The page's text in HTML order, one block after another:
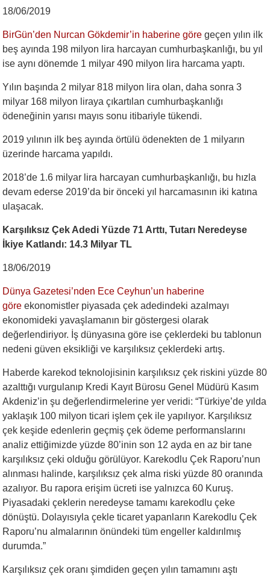
18/06/2019
BirGün’den Nurcan Gökdemir’in haberine göre geçen yılın ilk
beş ayında 198 milyon lira harcayan cumhurbaşkanlığı, bu yıl
ise aynı dönemde 1 milyar 490 milyon lira harcama yaptı.
Yılın başında 2 milyar 818 milyon lira olan, daha sonra 3
milyar 168 milyon liraya çıkartılan cumhurbaşkanlığı
ödeneğinin yarısı mayıs sonu itibariyle tükendi.
2019 yılının ilk beş ayında örtülü ödenekten de 1 milyarın
üzerinde harcama yapıldı.
2018’de 1.6 milyar lira harcayan cumhurbaşkanlığı, bu hızla
devam ederse 2019’da bir önceki yıl harcamasının iki katına
ulaşacak.
Karşılıksız Çek Adedi Yüzde 71 Arttı, Tutarı Neredeyse
İkiye Katlandı: 14.3 Milyar TL
18/06/2019
Dünya Gazetesi’nden Ece Ceyhun’un haberine
göre ekonomistler piyasada çek adedindeki azalmayı
ekonomideki yavaşlamanın bir göstergesi olarak
değerlendiriyor. İş dünyasına göre ise çeklerdeki bu tablonun
nedeni güven eksikliği ve karşılıksız çeklerdeki artış.
Haberde karekod teknolojisinin karşılıksız çek riskini yüzde 80
azalttığı vurgulanıp Kredi Kayıt Bürosu Genel Müdürü Kasım
Akdeniz’in şu değerlendirmelerine yer veridi: “Türkiye’de yılda
yaklaşık 100 milyon ticari işlem çek ile yapılıyor. Karşılıksız
çek keşide edenlerin geçmiş çek ödeme performanslarını
analiz ettiğimizde yüzde 80’inin son 12 ayda en az bir tane
karşılıksız çeki olduğu görülüyor. Karekodlu Çek Raporu’nun
alınması halinde, karşılıksız çek alma riski yüzde 80 oranında
azalıyor. Bu rapora erişim ücreti ise yalnızca 60 Kuruş.
Piyasadaki çeklerin neredeyse tamamı karekodlu çeke
dönüştü. Dolayısıyla çekle ticaret yapanların Karekodlu Çek
Raporu’nu almalarının önündeki tüm engeller kaldırılmış
durumda.”
Karşılıksız çek oranı şimdiden geçen yılın tamamını aştı